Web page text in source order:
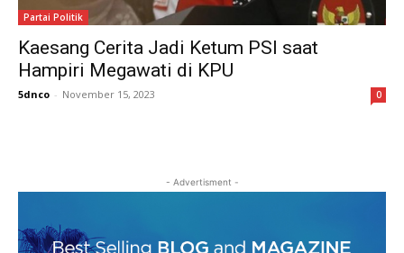
Partai Politik
Kaesang Cerita Jadi Ketum PSI saat
Hampiri Megawati di KPU
5dnco - November 15, 2023 0
- Advertisment -